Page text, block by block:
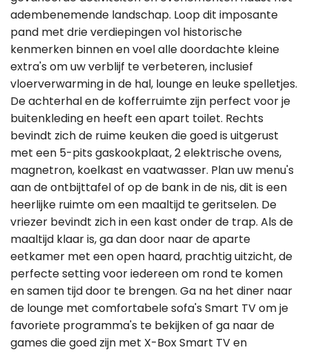
adembenemende landschap. Loop dit imposante
pand met drie verdiepingen vol historische
kenmerken binnen en voel alle doordachte kleine
extra's om uw verblijf te verbeteren, inclusief
vloerverwarming in de hal, lounge en leuke spelletjes.
De achterhal en de kofferruimte zijn perfect voor je
buitenkleding en heeft een apart toilet. Rechts
bevindt zich de ruime keuken die goed is uitgerust
met een 5-pits gaskookplaat, 2 elektrische ovens,
magnetron, koelkast en vaatwasser. Plan uw menu's
aan de ontbijttafel of op de bank in de nis, dit is een
heerlijke ruimte om een maaltijd te geritselen. De
vriezer bevindt zich in een kast onder de trap. Als de
maaltijd klaar is, ga dan door naar de aparte
eetkamer met een open haard, prachtig uitzicht, de
perfecte setting voor iedereen om rond te komen
en samen tijd door te brengen. Ga na het diner naar
de lounge met comfortabele sofa's Smart TV om je
favoriete programma's te bekijken of ga naar de
games die goed zijn met X-Box Smart TV en